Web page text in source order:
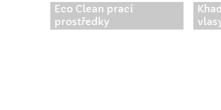
Eco Clean prací
prostředky